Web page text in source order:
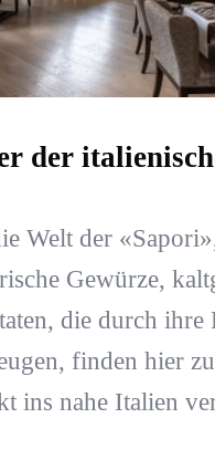
der
Welt der
Gewürze,
die durch ihre
finden hier
ins nahe Italien